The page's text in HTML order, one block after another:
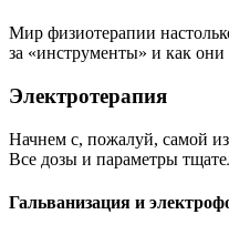
Мир физиотерапии
за «инструменты» и как они
Электротерапия
Начнем с, пожалуй, самой
Все дозы и параметры
Гальванизация и